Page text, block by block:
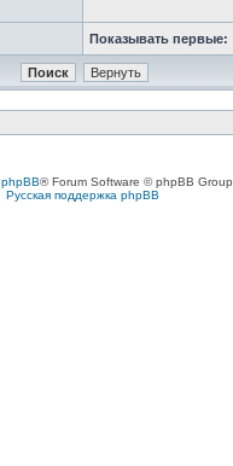
Показывать первые:
phpBB® Forum Software © phpBB Group
Русская поддержка phpBB